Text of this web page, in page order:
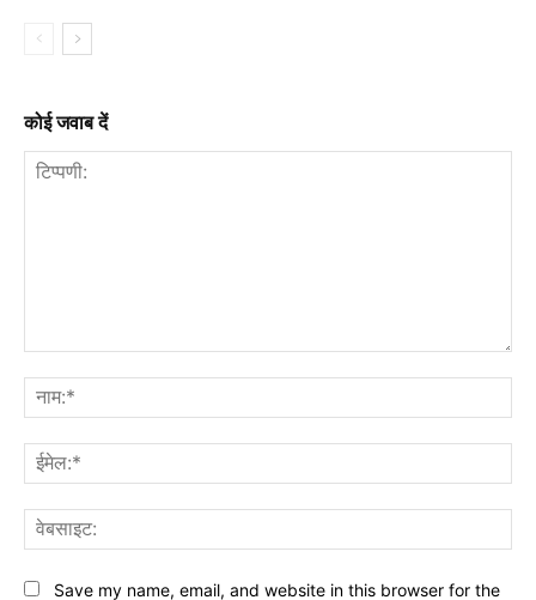
कोई जवाब दें
Save my name, email, and website in this browser for the